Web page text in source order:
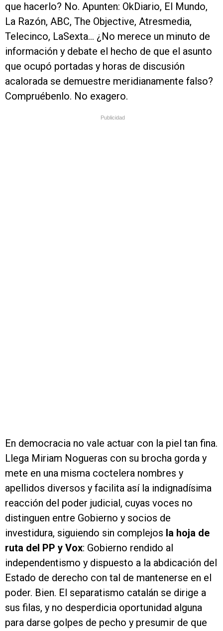
que hacerlo? No. Apunten: OkDiario, El Mundo,
La Razón, ABC, The Objective, Atresmedia,
Telecinco, LaSexta… ¿No merece un minuto de
información y debate el hecho de que el asunto
que ocupó portadas y horas de discusión
acalorada se demuestre meridianamente falso?
Compruébenlo. No exagero.
Publicidad
En democracia no vale actuar con la piel tan fina.
Llega Miriam Nogueras con su brocha gorda y
mete en una misma coctelera nombres y
apellidos diversos y facilita así la indignadísima
reacción del poder judicial, cuyas voces no
distinguen entre Gobierno y socios de
investidura, siguiendo sin complejos la hoja de
ruta del PP y Vox: Gobierno rendido al
independentismo y dispuesto a la abdicación del
Estado de derecho con tal de mantenerse en el
poder. Bien. El separatismo catalán se dirige a
sus filas, y no desperdicia oportunidad alguna
para darse golpes de pecho y presumir de que